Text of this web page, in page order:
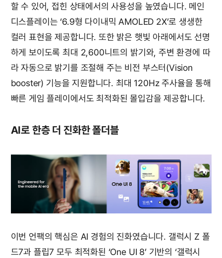
할 수 있어, 접힌 상태에서의 사용성을 높였습니다. 메인
디스플레이는 ‘6.9형 다이내믹 AMOLED 2X’로 생생한
컬러 표현을 제공합니다. 또한 밝은 햇빛 아래에서도 선명
하게 보이도록 최대 2,600니트의 밝기와, 주변 환경에 따
라 자동으로 밝기를 조절해 주는 비전 부스터(Vision
booster) 기능을 지원합니다. 최대 120Hz 주사율을 통해
빠른 게임 플레이에서도 최적화된 몰입감을 제공합니다.
AI로 한층 더 진화한 폴더블
이번 언팩의 핵심은 AI 경험의 진화였습니다. 갤럭시 Z 폴
드7과 플립7 모두 최적화된 ‘One UI 8’ 기반의 ‘갤럭시